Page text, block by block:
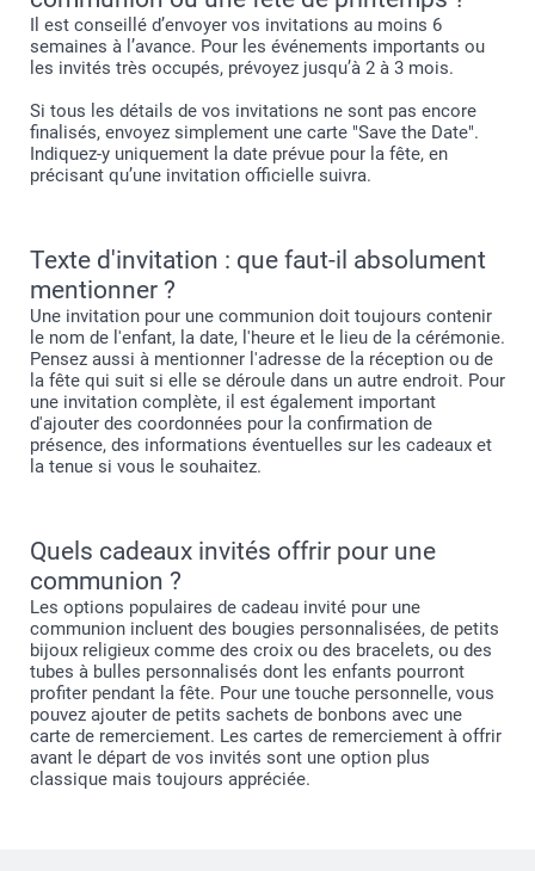
Il est conseillé d’envoyer vos invitations au moins 6
semaines à l’avance. Pour les événements importants ou
les invités très occupés, prévoyez jusqu’à 2 à 3 mois.
Si tous les détails de vos invitations ne sont pas encore
finalisés, envoyez simplement une carte "Save the Date".
Indiquez-y uniquement la date prévue pour la fête, en
précisant qu’une invitation officielle suivra.
Texte d'invitation : que faut-il absolument
mentionner ?
Une invitation pour une communion doit toujours contenir
le nom de l'enfant, la date, l'heure et le lieu de la cérémonie.
Pensez aussi à mentionner l'adresse de la réception ou de
la fête qui suit si elle se déroule dans un autre endroit. Pour
une invitation complète, il est également important
d'ajouter des coordonnées pour la confirmation de
présence, des informations éventuelles sur les cadeaux et
la tenue si vous le souhaitez.
Quels cadeaux invités offrir pour une
communion ?
Les options populaires de cadeau invité pour une
communion incluent des bougies personnalisées, de petits
bijoux religieux comme des croix ou des bracelets, ou des
tubes à bulles personnalisés dont les enfants pourront
profiter pendant la fête. Pour une touche personnelle, vous
pouvez ajouter de petits sachets de bonbons avec une
carte de remerciement. Les cartes de remerciement à offrir
avant le départ de vos invités sont une option plus
classique mais toujours appréciée.